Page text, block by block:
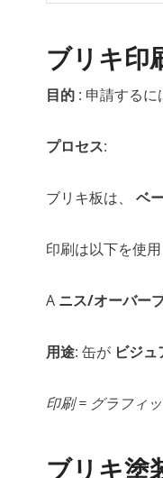
ブリキ印
目的 : 申請するに
プロセス:
ブリキ板は、 ベ
印刷は以下を使
A ニス/オーバー
用途: 缶が ビジ
印刷 = グラフィ
ブリキ塗